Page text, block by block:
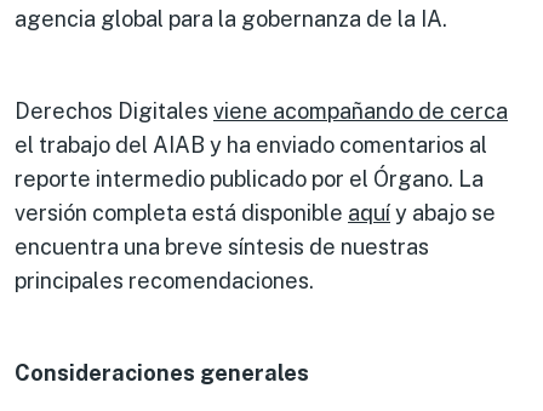
agencia global para la gobernanza de la IA.
Derechos Digitales viene acompañando de cerca
el trabajo del AIAB y ha enviado comentarios al
reporte intermedio publicado por el Órgano. La
versión completa está disponible aquíy abajo se
encuentra una breve síntesis de nuestras
principales recomendaciones.
Consideraciones generales